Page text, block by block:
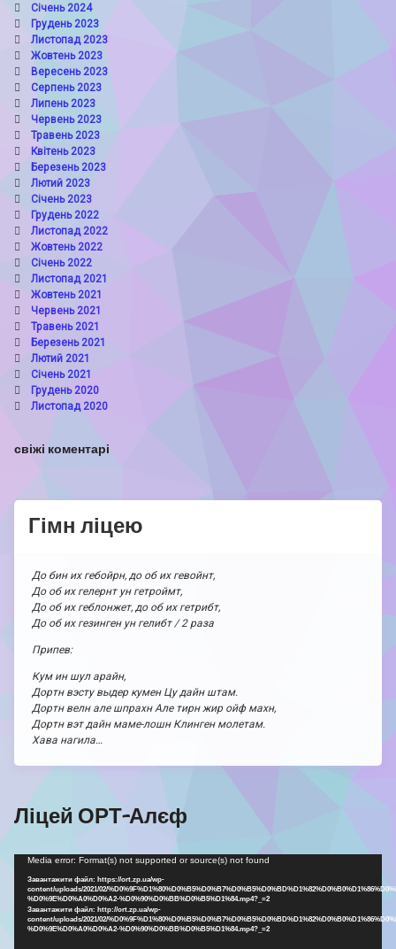
Січень 2024
Грудень 2023
Листопад 2023
Жовтень 2023
Вересень 2023
Серпень 2023
Липень 2023
Червень 2023
Травень 2023
Квітень 2023
Березень 2023
Лютий 2023
Січень 2023
Грудень 2022
Листопад 2022
Жовтень 2022
Січень 2022
Листопад 2021
Жовтень 2021
Червень 2021
Травень 2021
Березень 2021
Лютий 2021
Січень 2021
Грудень 2020
Листопад 2020
свіжі коментарі
Гімн ліцею
До бин их гебойрн, до об их гевойнт,
До об их гелернт ун гетроймт,
До об их геблонжет, до об их гетрибт,
До об их гезинген ун гелибт / 2 раза
Припев:
Кум ин шул арайн,
Дортн вэсту выдер кумен Цу дайн штам.
Дортн велн але шпрахн Але тирн жир ойф махн,
Дортн вэт дайн маме-лошн Клинген молетам.
Хава нагила…
Ліцей ОРТ-Алєф
Відеопрогравач
Media error: Format(s) not supported or source(s) not found
Завантажити файл: https://ort.zp.ua/wp-
content/uploads/2021/02/
%D0%9E%D0%A0%D0%A2-%D0%90%D0%BB%D0%B5%D1%84.mp4?_=2
Завантажити файл: http://ort.zp.ua/wp-
content/uploads/2021/02/
%D0%9E%D0%A0%D0%A2-%D0%90%D0%BB%D0%B5%D1%84.mp4?_=2